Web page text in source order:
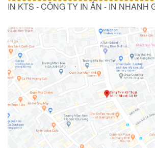
IN KTS - CÔNG TY IN ẤN - IN NHANH